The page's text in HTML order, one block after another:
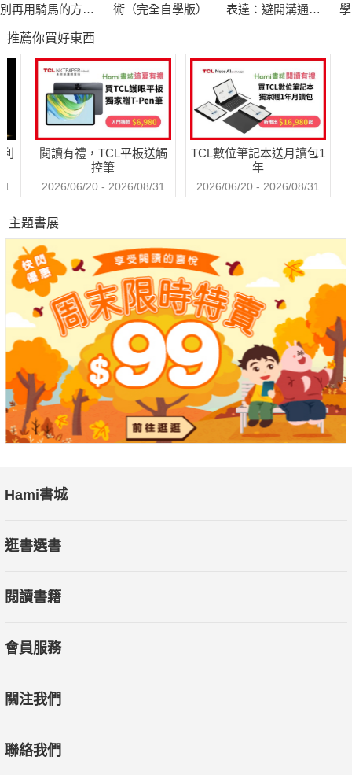
別再用騎馬的方式
代真正有效的學習
術
術（完全自學版）
表達：避開溝通地
QR Code線上音
檔）
推薦你買好東西
閱讀有禮，TCL平板送觸
控筆
2026/06/20 - 2026/08/31
TCL數位筆記本送月讀包1
年
2026/06/20 - 2026/08/31
主題書展
Hami書城
逛書選書
閱讀書籍
會員服務
關注我們
聯絡我們